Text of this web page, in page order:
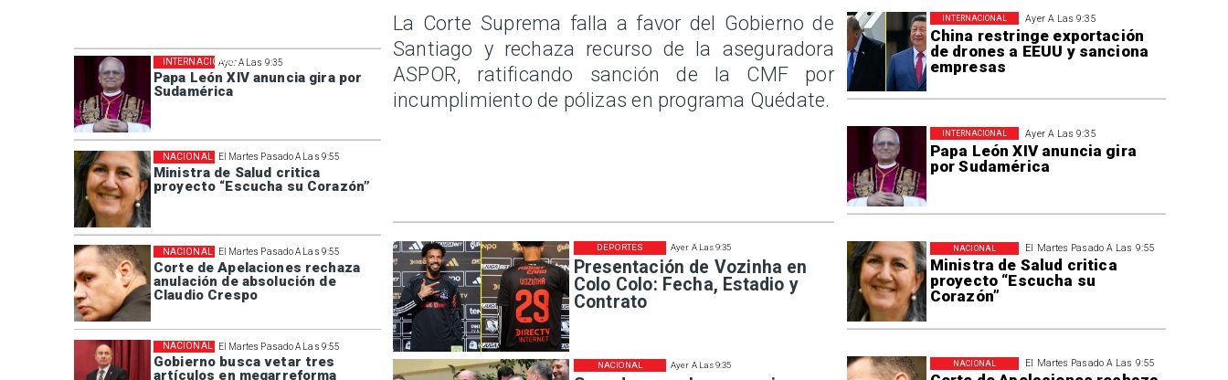
Ayer A Las 9:35
China restringe exportación
de drones a EEUU y sanciona
empresas
INTERNACIONAL
Ayer A Las 9:35
Papa León XIV anuncia gira
por Sudamérica
INTERNACIONAL
El Martes Pasado A Las 9:55
Ministra de Salud critica
proyecto “Escucha su
Corazón”
NACIONAL
El Martes Pasado A Las 9:55
NACIONAL
Ayer A Las 9:35
Papa León XIV anuncia gira por
Sudamérica
INTERNACIONAL
El Martes Pasado A Las 9:55
Ministra de Salud critica
proyecto “Escucha su Corazón”
NACIONAL
El Martes Pasado A Las 9:55
Corte de Apelaciones rechaza
anulación de absolución de
Claudio Crespo
NACIONAL
El Martes Pasado A Las 9:55
Gobierno busca vetar tres
artículos en megarreforma
NACIONAL
Ayer A Las 9:35
Presentación de Vozinha en
Colo Colo: Fecha, Estadio y
Contrato
DEPORTES
Ayer A Las 9:35
NACIONAL
La Corte Suprema falla a favor del Gobierno de
Santiago y rechaza recurso de la aseguradora
ASPOR, ratificando sanción de la CMF por
incumplimiento de pólizas en programa Quédate.